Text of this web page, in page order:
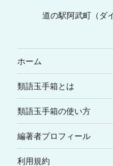
道の駅阿武町（ダ
ホーム
類語玉手箱とは
類語玉手箱の使い方
編著者プロフィール
利用規約